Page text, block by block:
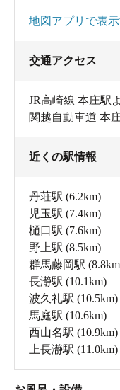
地図アプリで表
交通アクセス
JR高崎線 本庄駅
関越自動車道 本
近くの駅情報
丹荘駅 (6.2km)
児玉駅 (7.4km)
樋口駅 (7.6km)
野上駅 (8.5km)
群馬藤岡駅
長瀞駅 (10.1km)
波久礼駅 (10.5km)
馬庭駅 (10.6km)
西山名駅 (10.9km)
上長瀞駅 (11.0km)